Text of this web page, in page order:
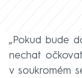
„Pokud bude
nechat
v soukromém